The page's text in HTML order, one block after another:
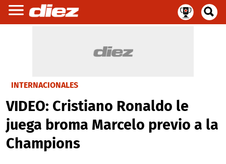
INTERNACIONALES
VIDEO: Cristiano Ronaldo le
juega broma Marcelo previo a la
Champions